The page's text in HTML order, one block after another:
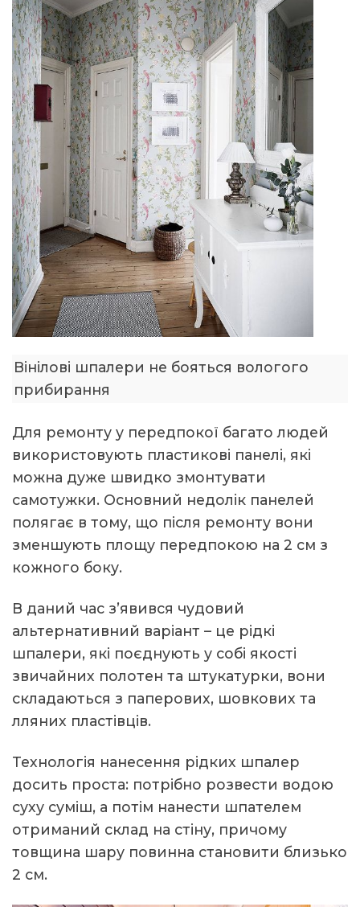
Вінілові шпалери не бояться вологого
прибирання
Для ремонту у передпокої багато людей
використовують пластикові панелі, які
можна дуже швидко змонтувати
самотужки. Основний недолік панелей
полягає в тому, що після ремонту вони
зменшують площу передпокою на 2 см з
кожного боку.
В даний час з’явився чудовий
альтернативний варіант – це рідкі
шпалери, які поєднують у собі якості
звичайних полотен та штукатурки, вони
складаються з паперових, шовкових та
лляних пластівців.
Технологія нанесення рідких шпалер
досить проста: потрібно розвести водою
суху суміш, а потім нанести шпателем
отриманий склад на стіну, причому
товщина шару повинна становити близько
2 см.